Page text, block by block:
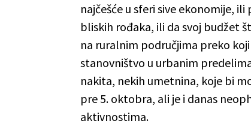
najčešće u sferi sive ekonomije,
bliskih rođaka, ili da svoj budžet
na ruralnim područjima preko
stanovništvo u urbanim
nakita, nekih umetnina, koje bi
pre 5. oktobra, ali je i danas
aktivnostima.